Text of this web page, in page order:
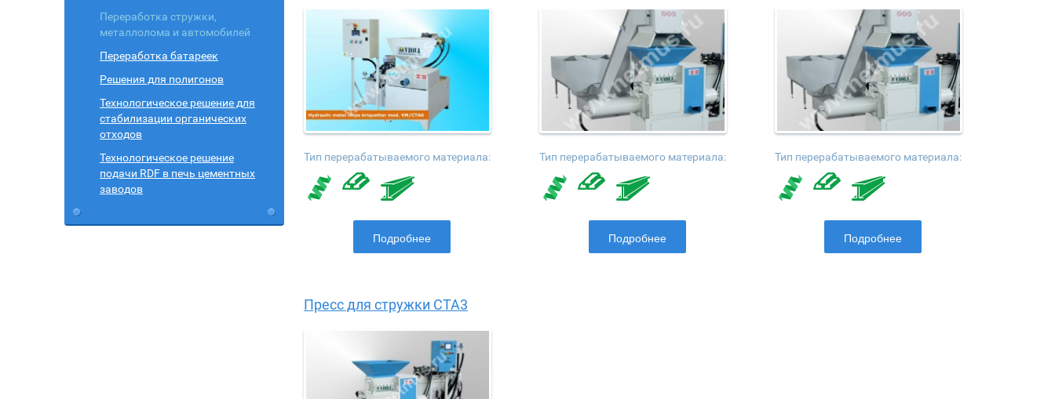
Переработка стружки,
металлолома и автомобилей
Переработка батареек
Решения для полигонов
Технологическое решение для
стабилизации органических
отходов
Технологическое решение
подачи RDF в печь цементных
заводов
Тип перерабатываемого материала:
Подробнее
Тип перерабатываемого материала:
Подробнее
Тип перерабатываемого материала:
Подробнее
Пресс для стружки CTA3